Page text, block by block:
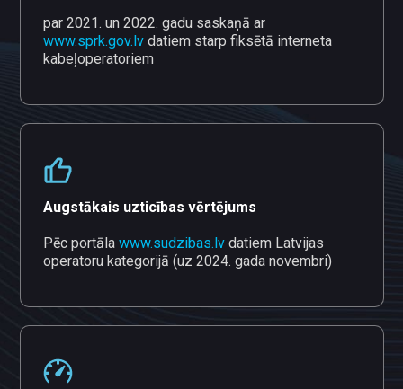
par 2021. un 2022. gadu saskaņā ar
www.sprk.gov.lvdatiem starp fiksētā interneta
kabeļoperatoriem
Augstākais uzticības vērtējums
Pēc portāla www.sudzibas.lvdatiem Latvijas
operatoru kategorijā (uz 2024. gada novembri)